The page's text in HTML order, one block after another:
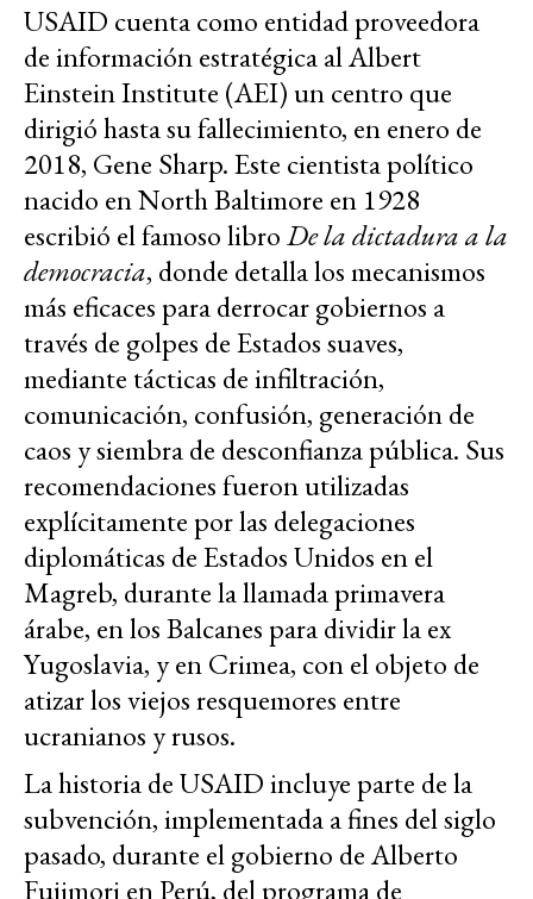
USAID cuenta como entidad proveedora
de información estratégica al Albert
Einstein Institute (AEI) un centro que
dirigió hasta su fallecimiento, en enero de
2018, Gene Sharp. Este cientista político
nacido en North Baltimore en 1928
escribió el famoso libroDe la dictadura a la
democracia, donde detalla los mecanismos
más eficaces para derrocar gobiernos a
través de golpes de Estados suaves,
mediante tácticas de infiltración,
comunicación, confusión, generación de
caos y siembra de desconfianza pública. Sus
recomendaciones fueron utilizadas
explícitamente por las delegaciones
diplomáticas de Estados Unidos en el
Magreb, durante la llamada primavera
árabe, en los Balcanes para dividir la ex
Yugoslavia, y en Crimea, con el objeto de
atizar los viejos resquemores entre
ucranianos y rusos.
La historia de USAID incluye parte de la
subvención, implementada a fines del siglo
pasado, durante el gobierno de Alberto
Fujimori en Perú, del programa de